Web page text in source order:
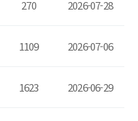
270 2026-07-28
1109 2026-07-06
1623 2026-06-29